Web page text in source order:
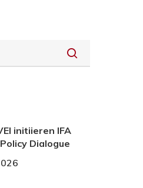
initiieren IFA
Dialogue